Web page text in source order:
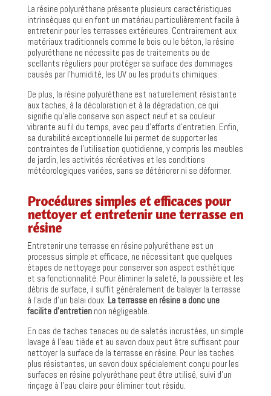
La résine polyuréthane présente plusieurs caractéristiques
intrinsèques qui en font un matériau particulièrement facile à
entretenir pour les terrasses extérieures. Contrairement aux
matériaux traditionnels comme le bois ou le béton, la résine
polyuréthane ne nécessite pas de traitements ou de
scellants réguliers pour protéger sa surface des dommages
causés par l’humidité, les UV ou les produits chimiques.
De plus, la résine polyuréthane est naturellement résistante
aux taches, à la décoloration et à la dégradation, ce qui
signifie qu’elle conserve son aspect neuf et sa couleur
vibrante au fil du temps, avec peu d’efforts d’entretien. Enfin,
sa durabilité exceptionnelle lui permet de supporter les
contraintes de l’utilisation quotidienne, y compris les meubles
de jardin, les activités récréatives et les conditions
météorologiques variées, sans se détériorer ni se déformer.
Procédures simples et efficaces pour
nettoyer et entretenir une terrasse en
résine
Entretenir une terrasse en résine polyuréthane est un
processus simple et efficace, ne nécessitant que quelques
étapes de nettoyage pour conserver son aspect esthétique
et sa fonctionnalité. Pour éliminer la saleté, la poussière et les
débris de surface, il suffit généralement de balayer la terrasse
à l’aide d’un balai doux. La terrasse en résine a donc une
facilite d’entretiennon négligeable.
En cas de taches tenaces ou de saletés incrustées, un simple
lavage à l’eau tiède et au savon doux peut être suffisant pour
nettoyer la surface de la terrasse en résine. Pour les taches
plus résistantes, un savon doux spécialement conçu pour les
surfaces en résine polyuréthane peut être utilisé, suivi d’un
rinçage à l’eau claire pour éliminer tout résidu.